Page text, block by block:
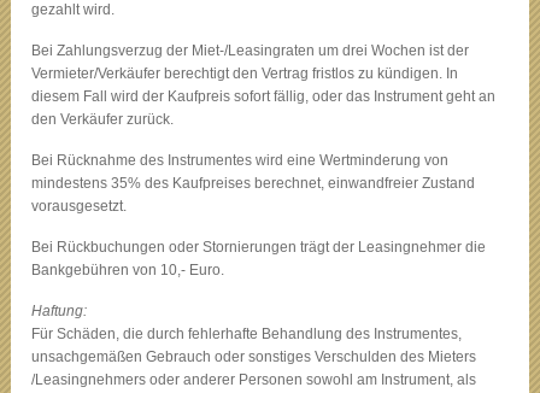
gezahlt wird.
Bei Zahlungsverzug der Miet-/Leasingraten um drei Wochen ist der
Vermieter/Verkäufer berechtigt den Vertrag fristlos zu kündigen. In
diesem Fall wird der Kaufpreis sofort fällig, oder das Instrument geht an
den Verkäufer zurück.
Bei Rücknahme des Instrumentes wird eine Wertminderung von
mindestens 35% des Kaufpreises berechnet, einwandfreier Zustand
vorausgesetzt.
Bei Rückbuchungen oder Stornierungen trägt der Leasingnehmer die
Bankgebühren von 10,- Euro.
Haftung:
Für Schäden, die durch fehlerhafte Behandlung des Instrumentes,
unsachgemäßen Gebrauch oder sonstiges Verschulden des Mieters
/Leasingnehmers oder anderer Personen sowohl am Instrument, als